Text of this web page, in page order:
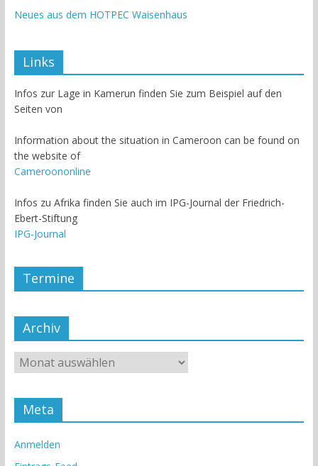
Neues aus dem HOTPEC Waisenhaus
Links
Infos zur Lage in Kamerun finden Sie zum Beispiel auf den
Seiten von
Information about the situation in Cameroon can be found on
the website of
Cameroononline
Infos zu Afrika finden Sie auch im IPG-Journal der Friedrich-
Ebert-Stiftung
IPG-Journal
Termine
Archiv
Meta
Anmelden